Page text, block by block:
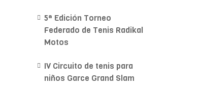
5ª Edición Torneo
Federado de Tenis Radikal
Motos
IV Circuito de tenis para
niños Garce Grand Slam